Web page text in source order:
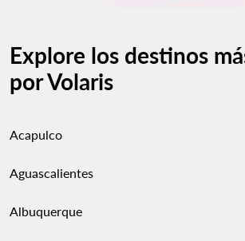
Explore los destinos
por Volaris
Acapulco
Aguascalientes
Albuquerque